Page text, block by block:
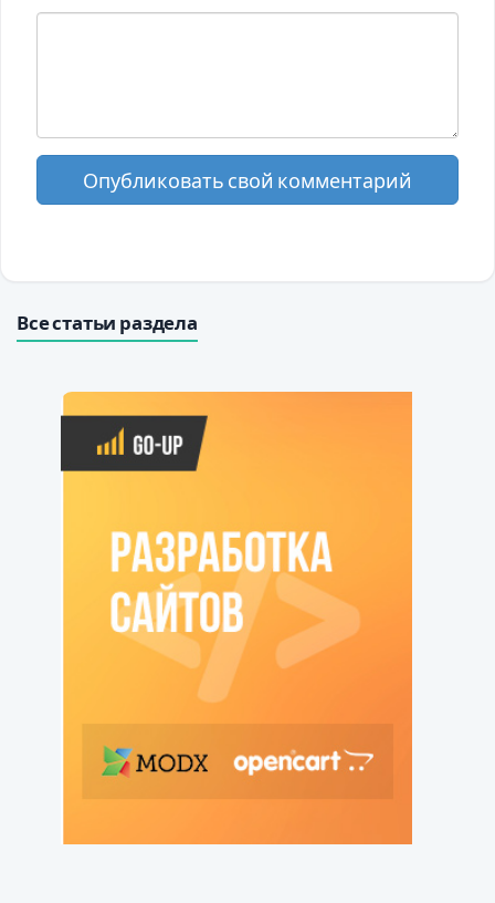
Опубликовать свой комментарий
Все статьи раздела